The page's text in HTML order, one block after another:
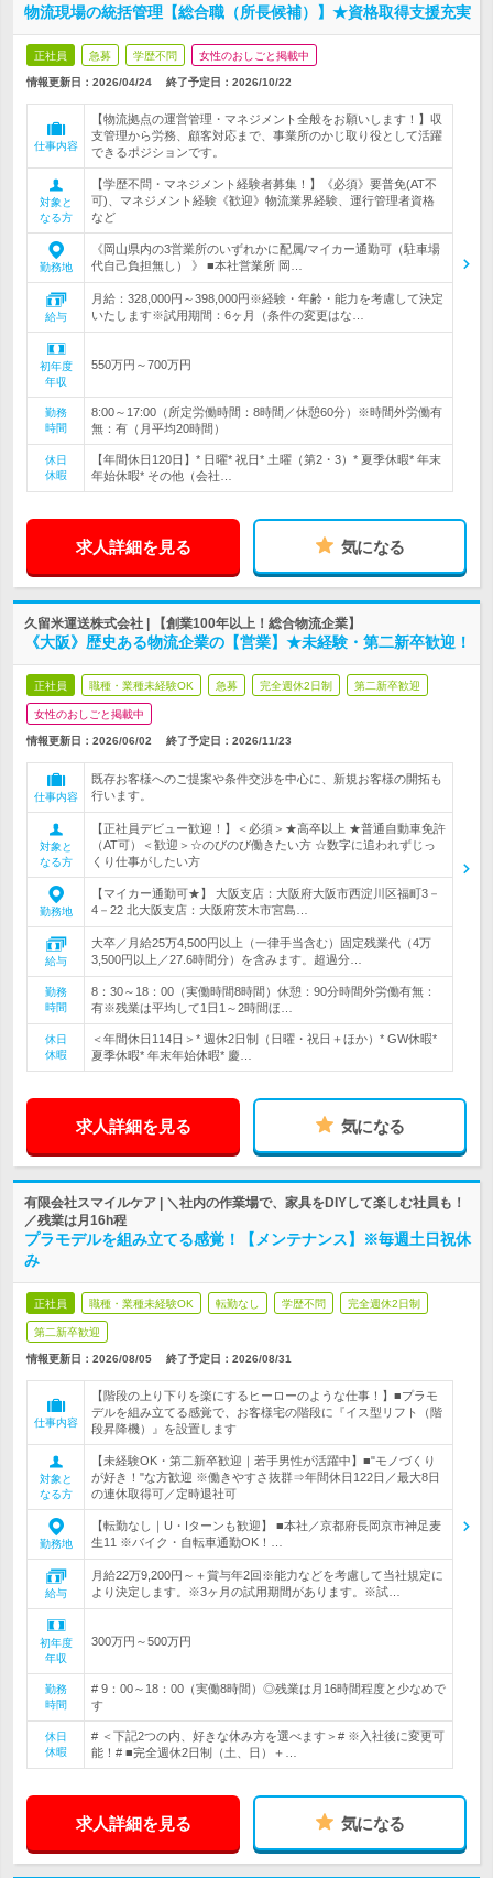
物流現場の統括管理【総合職（所長候補）】★資格取得支援充実
正社員 急募 学歴不問 女性のおしごと掲載中
情報更新日：2026/04/24 終了予定日： 2026/10/22
仕事内容
【物流拠点の運営管理・マネジメント全般をお願いします！】収
支管理から労務、顧客対応まで、事業所のかじ取り役として活躍
できるポジションです。
対象と
なる方
【学歴不問・マネジメント経験者募集！】《必須》要普免(AT不
可)、マネジメント経験《歓迎》物流業界経験、運行管理者資格
など
勤務地
《岡山県内の3営業所のいずれかに配属/マイカー通勤可（駐車場
代自己負担無し） 》 ■本社営業所 岡…
給与
月給：328,000円～398,000円※経験・年齢・能力を考慮して決定
いたします※試用期間：6ヶ月（条件の変更はな…
初年度
年収
550万円～700万円
勤務
時間
8:00～17:00（所定労働時間：8時間／休憩60分）※時間外労働有
無：有（月平均20時間）
休日
休暇
【年間休日120日】* 日曜* 祝日* 土曜（第2・3）* 夏季休暇* 年末
年始休暇* その他（会社…
求人詳細を見る 気になる
久留米運送株式会社 | 【創業100年以上！総合物流企業】
《大阪》歴史ある物流企業の【営業】★未経験・第二新卒歓迎！
正社員 職種・業種未経験OK 急募 完全週休2日制 第二新卒歓迎
女性のおしごと掲載中
情報更新日：2026/06/02 終了予定日： 2026/11/23
仕事内容
既存お客様へのご提案や条件交渉を中心に、新規お客様の開拓も
行います。
対象と
なる方
【正社員デビュー歓迎！】＜必須＞★高卒以上 ★普通自動車免許
（AT可）＜歓迎＞☆のびのび働きたい方 ☆数字に追われずじっ
くり仕事がしたい方
勤務地
【マイカー通勤可★】 大阪支店：大阪府大阪市西淀川区福町3－
4－22 北大阪支店：大阪府茨木市宮島…
給与
大卒／月給25万4,500円以上（一律手当含む）固定残業代（4万
3,500円以上／27.6時間分）を含みます。超過分…
勤務
時間
8：30～18：00（実働時間8時間）休憩：90分時間外労働有無：
有※残業は平均して1日1～2時間ほ…
休日
休暇
＜年間休日114日＞* 週休2日制（日曜・祝日＋ほか）* GW休暇*
夏季休暇* 年末年始休暇* 慶…
求人詳細を見る 気になる
有限会社スマイルケア | ＼社内の作業場で、家具をDIYして楽しむ社員も！
／残業は月16h程
プラモデルを組み立てる感覚！【メンテナンス】※毎週土日祝休
み
正社員 職種・業種未経験OK 転勤なし 学歴不問 完全週休2日制
第二新卒歓迎
情報更新日：2026/08/05 終了予定日： 2026/08/31
仕事内容
【階段の上り下りを楽にするヒーローのような仕事！】■プラモ
デルを組み立てる感覚で、お客様宅の階段に『イス型リフト（階
段昇降機）』を設置します
対象と
なる方
【未経験OK・第二新卒歓迎｜若手男性が活躍中】■"モノづくり
が好き！"な方歓迎 ※働きやすさ抜群⇒年間休日122日／最大8日
の連休取得可／定時退社可
勤務地
【転勤なし｜U・Iターンも歓迎】 ■本社／京都府長岡京市神足麦
生11 ※バイク・自転車通勤OK！…
給与
月給22万9,200円～＋賞与年2回※能力などを考慮して当社規定に
より決定します。※3ヶ月の試用期間があります。※試…
初年度
年収
300万円～500万円
勤務
時間
# 9：00～18：00（実働8時間）◎残業は月16時間程度と少なめで
す
休日
休暇
# ＜下記2つの内、好きな休み方を選べます＞# ※入社後に変更可
能！# ■完全週休2日制（土、日）＋…
求人詳細を見る 気になる